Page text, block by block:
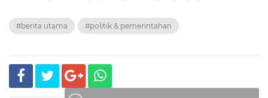
#berita utama #politik & pemerintahan